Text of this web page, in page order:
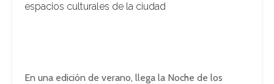
espacios culturales de la ciudad
En una edición de verano, llega la Noche de los